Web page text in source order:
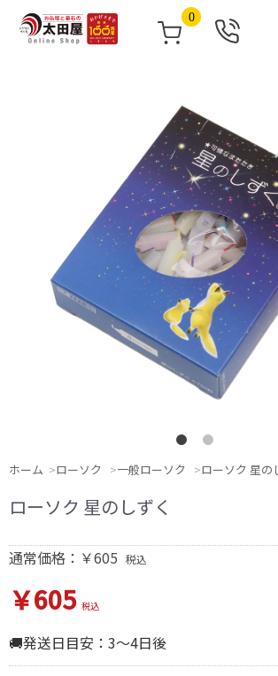
0
0120-
267-
無
料
土
日
祝
も
営
業
ホーム ローソク 一般ローソク ローソク 星の
ローソク 星のしずく
通常価格：￥605 税込
￥605 税込
🚚発送日目安：3～4日後